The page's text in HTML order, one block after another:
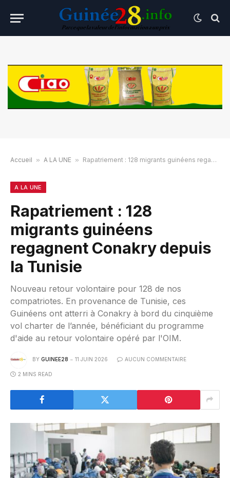
Accueil » A LA UNE » Rapatriement : 128 migrants guinéens regagnent Conakry depuis la Tunisie
A LA UNE
Rapatriement : 128
migrants guinéens
regagnent Conakry depuis
la Tunisie
Nouveau retour volontaire pour 128 de nos
compatriotes. En provenance de Tunisie, ces
Guinéens ont atterri à Conakry à bord du cinquième
vol charter de l’année, bénéficiant du programme
d'aide au retour volontaire opéré par l'OIM.
BY GUINEE28 11 JUIN 2026 AUCUN COMMENTAIRE
2 MINS READ